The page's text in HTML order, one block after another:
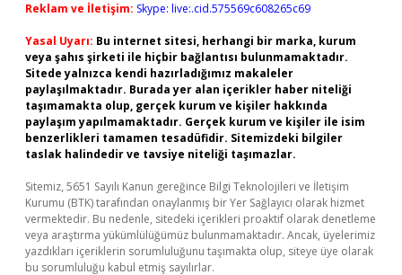
Reklam ve İletişim: Skype: live:.cid.575569c608265c69
Yasal Uyarı: Bu internet sitesi, herhangi bir marka, kurum
veya şahıs şirketi ile hiçbir bağlantısı bulunmamaktadır.
Sitede yalnızca kendi hazırladığımız makaleler
paylaşılmaktadır. Burada yer alan içerikler haber niteliği
taşımamakta olup, gerçek kurum ve kişiler hakkında
paylaşım yapılmamaktadır. Gerçek kurum ve kişiler ile isim
benzerlikleri tamamen tesadüfidir. Sitemizdeki bilgiler
taslak halindedir ve tavsiye niteliği taşımazlar.
Sitemiz, 5651 Sayılı Kanun gereğince Bilgi Teknolojileri ve İletişim
Kurumu (BTK) tarafından onaylanmış bir Yer Sağlayıcı olarak hizmet
vermektedir. Bu nedenle, sitedeki içerikleri proaktif olarak denetleme
veya araştırma yükümlülüğümüz bulunmamaktadır. Ancak, üyelerimiz
yazdıkları içeriklerin sorumluluğunu taşımakta olup, siteye üye olarak
bu sorumluluğu kabul etmiş sayılırlar.